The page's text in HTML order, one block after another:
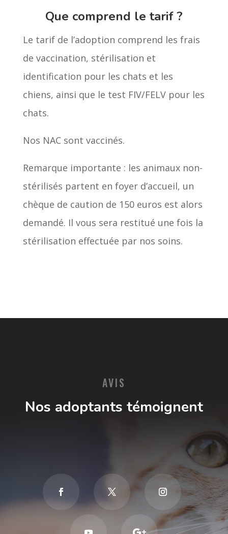
Que comprend le tarif ?
Le tarif de l’adoption comprend les frais
de vaccination, stérilisation et
identification pour les chats et les
chiens, ainsi que le test FIV/FELV pour les
chats.
Nos NAC sont vaccinés.
Remarque importante : les animaux non-
stérilisés partent en foyer d’accueil, un
chèque de caution de 150 euros est alors
demandé. Il vous sera restitué une fois la
stérilisation effectuée par nos soins.
AVIS
Nos adoptants témoignent